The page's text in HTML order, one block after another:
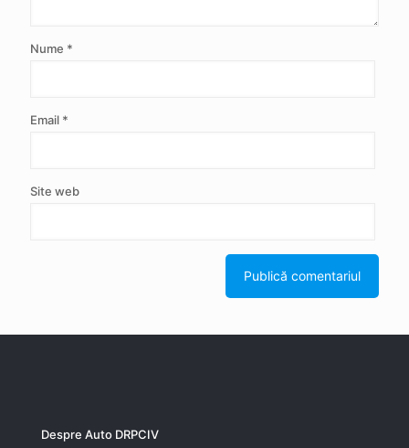
Nume *
Email *
Site web
Despre Auto DRPCIV